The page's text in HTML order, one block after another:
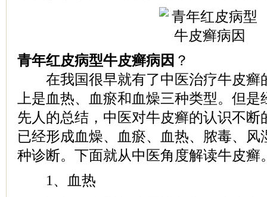
青年红皮病型牛皮癣病因 ？
在我国很早就有了中医治疗牛皮癣
上是血热、血瘀和血燥三种类型。但
先人的总结，中医对牛皮癣的认识不断
已经形成血燥、血瘀、血热、脓毒、风
种诊断。下面就从中医角度解读牛皮癣
1、血热